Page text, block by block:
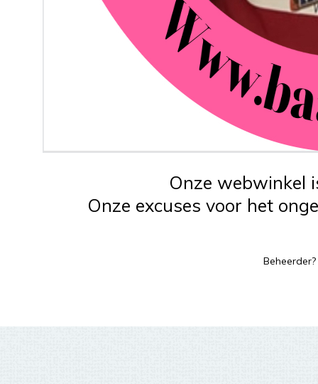
Onze webwinkel
Onze excuses voor het
Beheerder?